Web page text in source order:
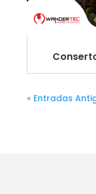
« Entradas